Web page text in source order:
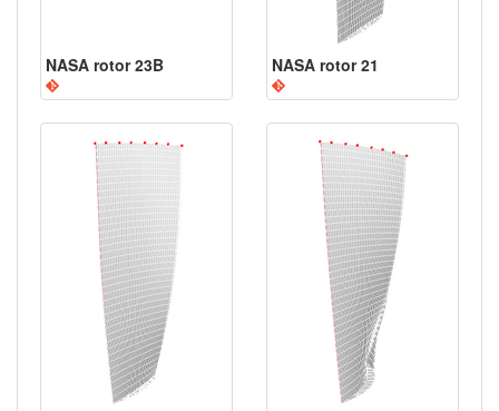
NASA rotor 23B NASA rotor 21